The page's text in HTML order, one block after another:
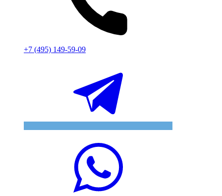
+7 (495) 149-59-09